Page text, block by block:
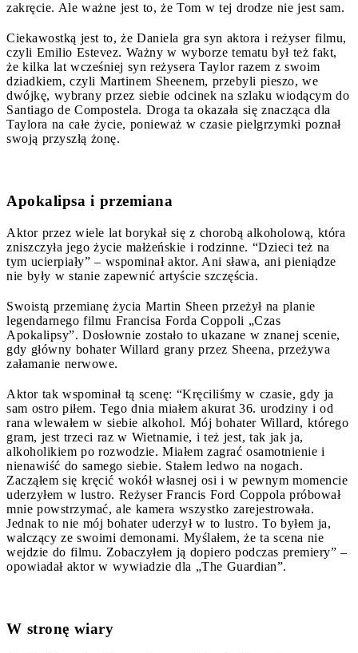
zakręcie. Ale ważne jest to, że Tom w tej drodze nie jest sam.
Ciekawostką jest to, że Daniela gra syn aktora i reżyser filmu,
czyli Emilio Estevez. Ważny w wyborze tematu był też fakt,
że kilka lat wcześniej syn reżysera Taylor razem z swoim
dziadkiem, czyli Martinem Sheenem, przebyli pieszo, we
dwójkę, wybrany przez siebie odcinek na szlaku wiodącym do
Santiago de Compostela. Droga ta okazała się znacząca dla
Taylora na całe życie, ponieważ w czasie pielgrzymki poznał
swoją przyszłą żonę.
Apokalipsa i przemiana
Aktor przez wiele lat borykał się z chorobą alkoholową, która
zniszczyła jego życie małżeńskie i rodzinne. “Dzieci też na
tym ucierpiały” – wspominał aktor. Ani sława, ani pieniądze
nie były w stanie zapewnić artyście szczęścia.
Swoistą przemianę życia Martin Sheen przeżył na planie
legendarnego filmu Francisa Forda Coppoli „Czas
Apokalipsy”. Dosłownie zostało to ukazane w znanej scenie,
gdy główny bohater Willard grany przez Sheena, przeżywa
załamanie nerwowe.
Aktor tak wspominał tą scenę: “Kręciliśmy w czasie, gdy ja
sam ostro piłem. Tego dnia miałem akurat 36. urodziny i od
rana wlewałem w siebie alkohol. Mój bohater Willard, którego
gram, jest trzeci raz w Wietnamie, i też jest, tak jak ja,
alkoholikiem po rozwodzie. Miałem zagrać osamotnienie i
nienawiść do samego siebie. Stałem ledwo na nogach.
Zacząłem się kręcić wokół własnej osi i w pewnym momencie
uderzyłem w lustro. Reżyser Francis Ford Coppola próbował
mnie powstrzymać, ale kamera wszystko zarejestrowała.
Jednak to nie mój bohater uderzył w to lustro. To byłem ja,
walczący ze swoimi demonami. Myślałem, że ta scena nie
wejdzie do filmu. Zobaczyłem ją dopiero podczas premiery” –
opowiadał aktor w wywiadzie dla „The Guardian”.
W stronę wiary